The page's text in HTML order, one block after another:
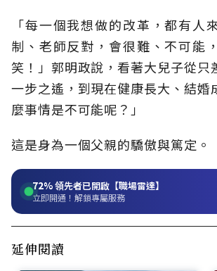
「每一個我想做的改革，都有人
制、老師反對，會很難、不可能
笑！」郭明政說，看著大兒子從只
一步之遙，到現在健康長大、結婚
麼事情是不可能呢？」
這是身為一個父親的驕傲與篤定。
72%領先者已開啟【職場雷達】
立即開通！解鎖專屬服務
延伸閱讀